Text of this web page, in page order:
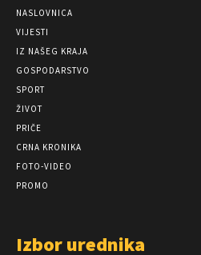
NASLOVNICA
VIJESTI
IZ NAŠEG KRAJA
GOSPODARSTVO
SPORT
ŽIVOT
PRIČE
CRNA KRONIKA
FOTO-VIDEO
PROMO
Izbor urednika